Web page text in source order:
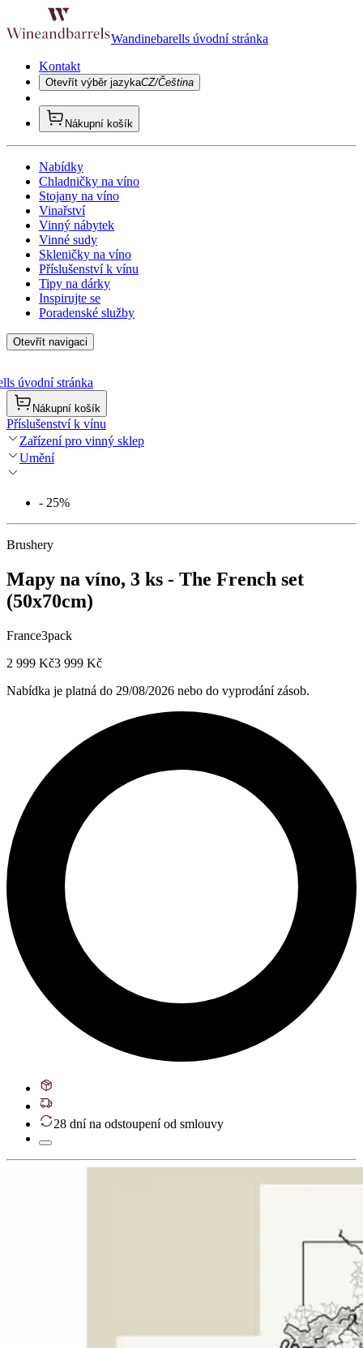
Wandinebarells úvodní stránka
Kontakt
Otevřít výběr jazykaCZ/Čeština
Nákupní košík
Nabídky
Chladničky na víno
Stojany na víno
Vinařství
Vinný nábytek
Vinné sudy
Skleničky na víno
Příslušenství k vínu
Tipy na dárky
Inspirujte se
Poradenské služby
Otevřít navigaci
úvodní stránka
Nákupní košík
Příslušenství k vínu
Zařízení pro vinný sklep
Umění
- 25%
Brushery
Mapy na víno, 3 ks - The French set
(50x70cm)
France3pack
2 999 Kč3 999 Kč
Nabídka je platná do 29/08/2026 nebo do vyprodání zásob.
28 dní na odstoupení od smlouvy